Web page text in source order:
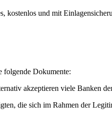
kostenlos und mit
folgende Dokumente:
akzeptieren viele Banken
die sich im Rahmen der